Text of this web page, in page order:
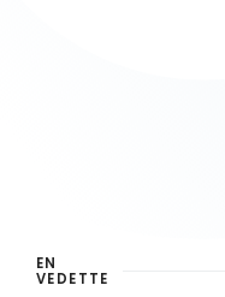
EN
VEDETTE